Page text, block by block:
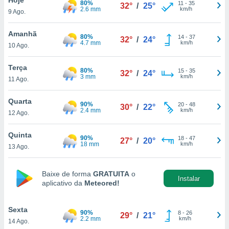
lhe
e
com
Pode
e
a
a
9 Ago.
80%
2.6 mm
32° / 25° 11 - 35
km/h
Amanhã
10 Ago.
80%
4.7 mm
32° / 24° 14- 37
km/h
Terça
11 Ago.
80%
3 mm
32° / 24° 15- 35
km/h
Quarta
12 Ago.
90%
2.4 mm
30° / 22° 20- 48
km/h
Quinta
13 Ago.
90%
18 mm
27° / 20° 18- 47
km/h
Baixe de forma GRATUITA o
aplicativo da Meteored!
Instalar
Sexta
14 Ago.
90%
2.2 mm
29° / 21° 8- 26
km/h